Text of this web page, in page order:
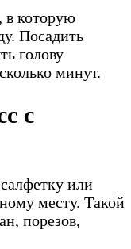
в которую
Посадить
голову
минут.
с
или
месту. Такой
порезов,